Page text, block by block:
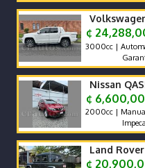
¢
3000cc |
Garantía
Nissan
¢
2000cc |
Impecable
Land
¢